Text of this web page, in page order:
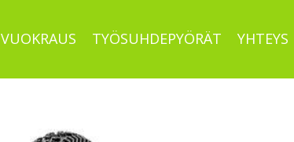
VUOKRAUS TYÖSUHDEPYÖRÄT YHTEYS